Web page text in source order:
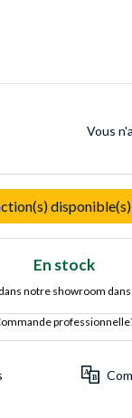
Vous
disponible(s)
En stock
notre showroom